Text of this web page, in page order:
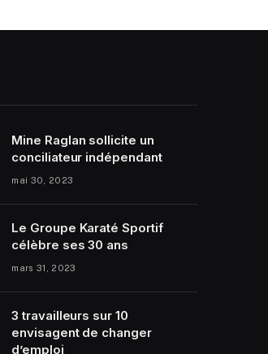
Mine Raglan sollicite un
conciliateur indépendant
mai 30, 2023
Le Groupe Karaté Sportif
célèbre ses 30 ans
mars 31, 2023
3 travailleurs sur 10
envisagent de changer
d’emploi